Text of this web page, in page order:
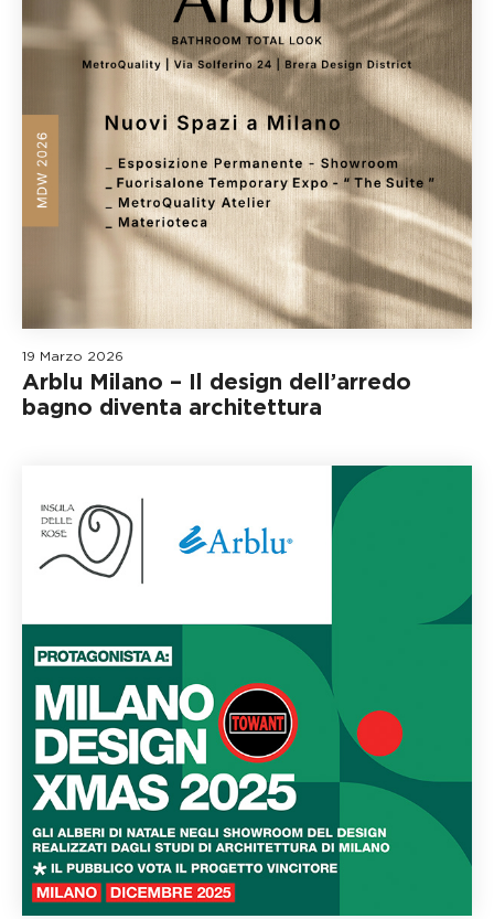
19 Marzo 2026
Arblu Milano – Il design dell’arredo
bagno diventa architettura